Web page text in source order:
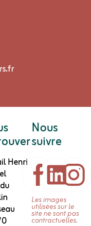
Henri
Nous
suivre
Les images
utilisées sur le
site ne sont pas
contractuelles.